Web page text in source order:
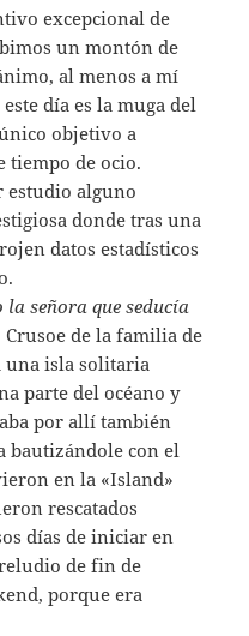
excepcional de
un montón de
al menos a mí
día es la muga del
objetivo a
tiempo de ocio.
estudio alguno
donde tras una
datos estadísticos
la señora que seducía
Crusoe de la familia de
una isla solitaria
parte del océano y
por allí también
bautizándole con el
en la «Island»
rescatados
días de iniciar en
de fin de
porque era